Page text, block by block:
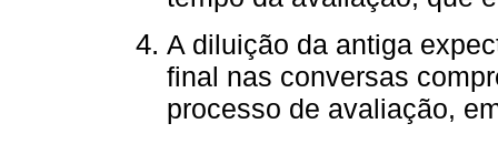
A diluição da antiga
final nas conversas
processo de avaliação,